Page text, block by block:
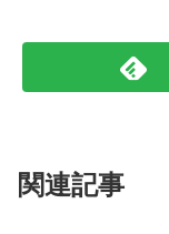
関連記事